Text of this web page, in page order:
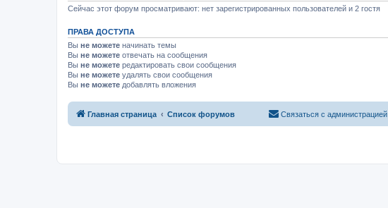
Сейчас этот форум просматривают: нет зарегистрированных пользователей и 2 гостя
ПРАВА ДОСТУПА
Вы не можете начинать темы
Вы не можете отвечать на сообщения
Вы не можете редактировать свои сообщения
Вы не можете удалять свои сообщения
Вы не можете добавлять вложения
Главная страница Список форумов Связаться с администрацией